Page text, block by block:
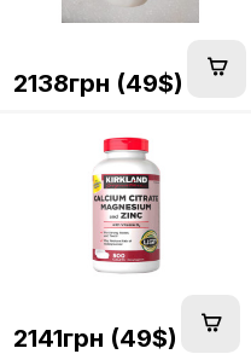
2138грн (49$)
2141грн (49$)